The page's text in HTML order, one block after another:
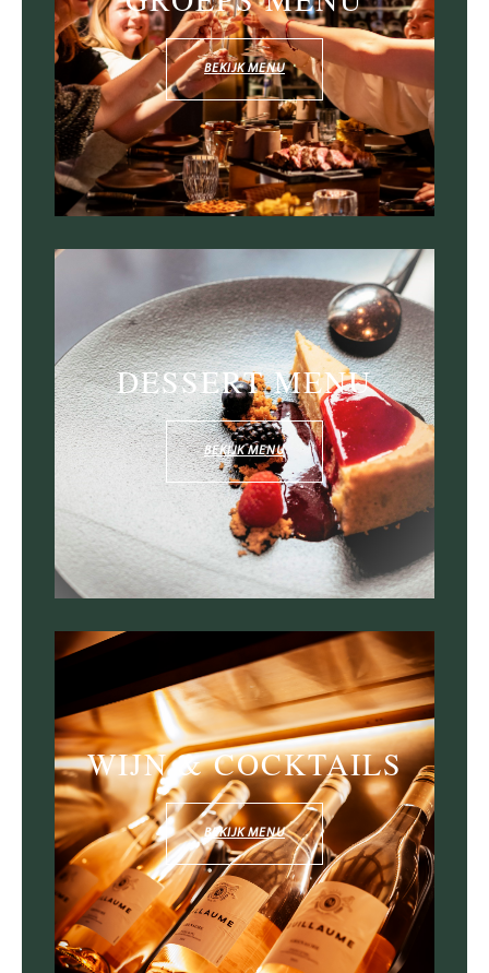
BEKIJK MENU
DESSERT MENU
BEKIJK MENU
WIJN & COCKTAILS
BEKIJK MENU